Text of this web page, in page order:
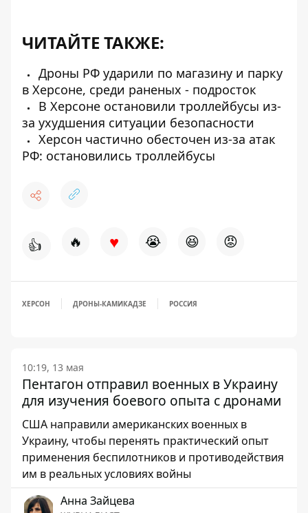
ЧИТАЙТЕ ТАКЖЕ:
Дроны РФ ударили по магазину и парку
в Херсоне, среди раненых - подросток
В Херсоне остановили троллейбусы из-
за ухудшения ситуации безопасности
Херсон частично обесточен из-за атак
РФ: остановились троллейбусы
👍 🔥 ♥ 😭 😆 😡
ХЕРСОН ДРОНЫ-КАМИКАДЗЕ РОССИЯ
10:19, 13 мая
Пентагон отправил военных в Украину
для изучения боевого опыта с дронами
США направили американских военных в
Украину, чтобы перенять практический опыт
применения беспилотников и противодействия
им в реальных условиях войны
Анна Зайцева